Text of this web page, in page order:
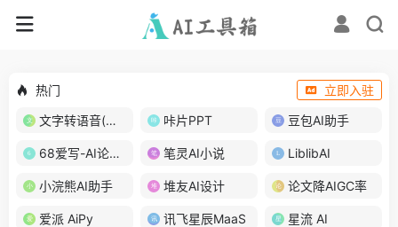
热门
立即入驻
文字转语音(琅琅配音)
咔片PPT 豆包AI助手
68爱写-AI论文写作 笔灵AI小说 LiblibAI
小浣熊AI助手 堆友AI设计 论文降AIGC率
爱派 AiPy 讯飞星辰MaaS 星流 AI